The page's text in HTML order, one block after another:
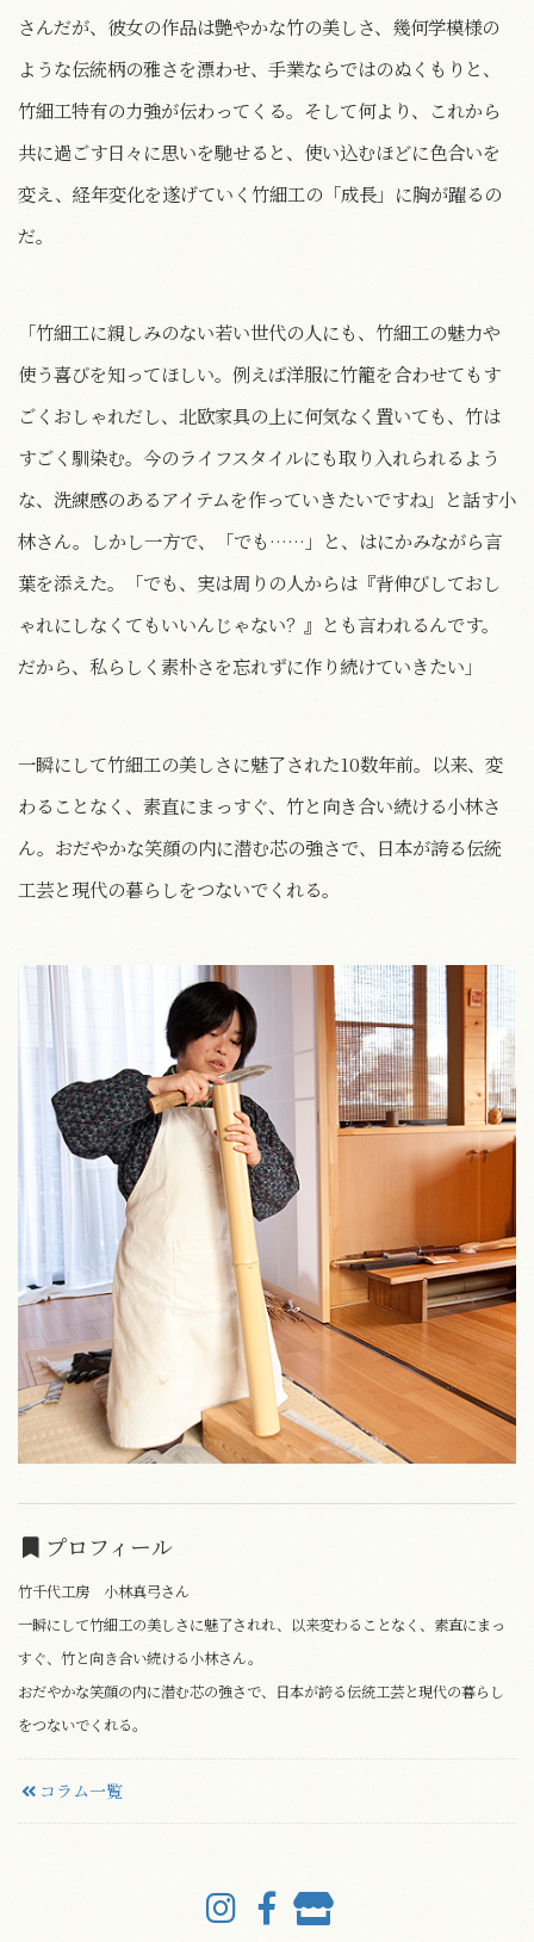
さんだが、彼女の作品は艶やかな竹の美しさ、幾何学模様の
ような伝統柄の雅さを漂わせ、手業ならではのぬくもりと、
竹細工特有の力強が伝わってくる。そして何より、これから
共に過ごす日々に思いを馳せると、使い込むほどに色合いを
変え、経年変化を遂げていく竹細工の「成長」に胸が躍るの
だ。
「竹細工に親しみのない若い世代の人にも、竹細工の魅力や
使う喜びを知ってほしい。例えば洋服に竹籠を合わせてもす
ごくおしゃれだし、北欧家具の上に何気なく置いても、竹は
すごく馴染む。今のライフスタイルにも取り入れられるよう
な、洗練感のあるアイテムを作っていきたいですね」と話す小
林さん。しかし一方で、「でも……」と、はにかみながら言
葉を添えた。「でも、実は周りの人からは『背伸びしておし
ゃれにしなくてもいいんじゃない？』とも言われるんです。
だから、私らしく素朴さを忘れずに作り続けていきたい」
一瞬にして竹細工の美しさに魅了された10数年前。以来、変
わることなく、素直にまっすぐ、竹と向き合い続ける小林さ
ん。おだやかな笑顔の内に潜む芯の強さで、日本が誇る伝統
工芸と現代の暮らしをつないでくれる。
プロフィール
竹千代工房 小林真弓さん
一瞬にして竹細工の美しさに魅了されれ、以来変わることなく、素直にまっ
すぐ、竹と向き合い続ける小林さん。
おだやかな笑顔の内に潜む芯の強さで、日本が誇る伝統工芸と現代の暮らし
をつないでくれる。
コラム一覧